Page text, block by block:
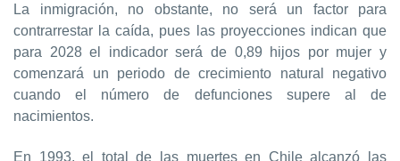
La inmigración, no obstante, no será un factor para
contrarrestar la caída, pues las proyecciones indican que
para 2028 el indicador será de 0,89 hijos por mujer y
comenzará un periodo de crecimiento natural negativo
cuando el número de defunciones supere al de
nacimientos.
En 1993, el total de las muertes en Chile alcanzó las